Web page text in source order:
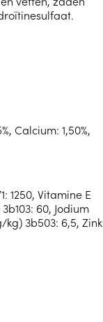
Calcium: 1,50%,
1250, Vitamine E
60, Jodium
3b503: 6,5, Zink